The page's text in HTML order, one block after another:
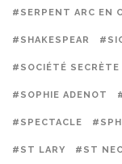
#SERPENT ARC EN
#SHAKESPEAR
#SOCIÉTÉ SECRÈTE
#SOPHIE ADENOT
#SPECTACLE
#ST LARY #ST